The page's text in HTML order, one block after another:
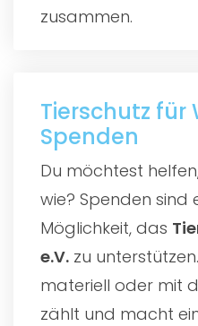
zusammen.
Tierschutz für
Spenden
Du möchtest
wie? Spenden sind
Möglichkeit, das
e.V. zu
materiell oder mit
zählt und macht